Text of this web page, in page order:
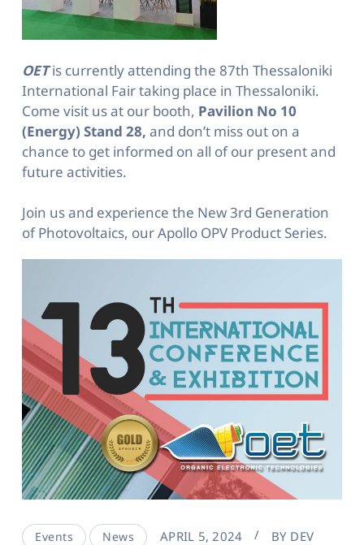
OETis currently attending the 87th Thessaloniki
International Fair taking place in Thessaloniki.
Come visit us at our booth, Pavilion No 10
(Energy) Stand 28, and don’t miss out on a
chance to get informed on all of our present and
future activities.
Join us and experience the New 3rd Generation
of Photovoltaics, our Apollo OPV Product Series.
Events News APRIL 5, 2024 BY DEV